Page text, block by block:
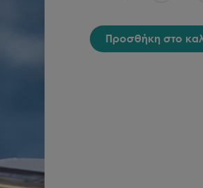
Προσθήκη στο